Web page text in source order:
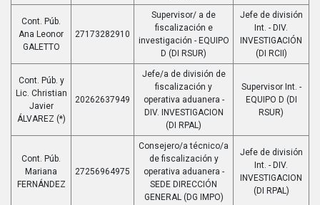
Cont. Púb.
Ana Leonor
GALETTO
27173282910
Supervisor/ a de
fiscalización e
investigación - EQUIPO
D (DI RSUR)
Jefe de división
Int. - DIV.
INVESTIGACIÓN
(DI RCII)
Cont. Púb. y
Lic. Christian
Javier
ÁLVAREZ (*)
20262637949
Jefe/a de división de
fiscalización y
operativa aduanera -
DIV. INVESTIGACION
(DI RPAL)
Supervisor Int. -
EQUIPO D (DI
RSUR)
Cont. Púb.
Mariana
FERNÁNDEZ
27256964975
Consejero/a técnico/a
de fiscalización y
operativa aduanera -
SEDE DIRECCIÓN
GENERAL (DG IMPO)
Jefe de división
Int. - DIV.
INVESTIGACION
(DI RPAL)